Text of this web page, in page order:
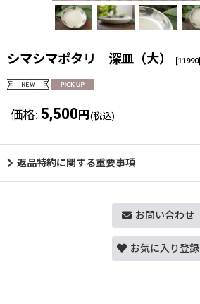
シマシマポタリ 深皿（大） [11990]
価格: 5,500 円 (税込)
返品特約に関する重要事項
お問い合わせ
お気に入り登録